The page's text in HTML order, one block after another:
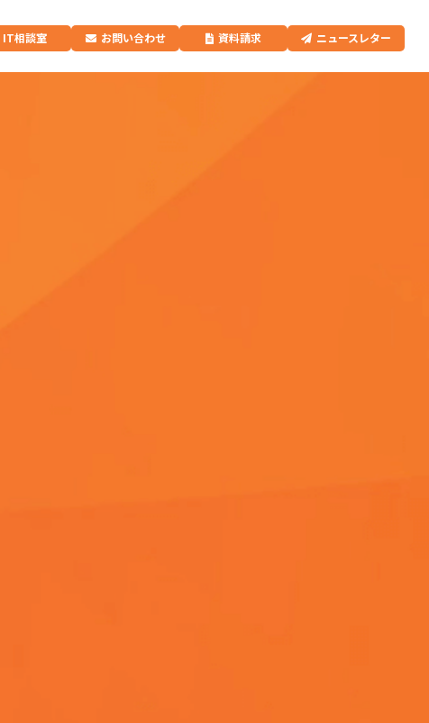
IT相談室 お問い合わせ 資料請求 ニュースレター